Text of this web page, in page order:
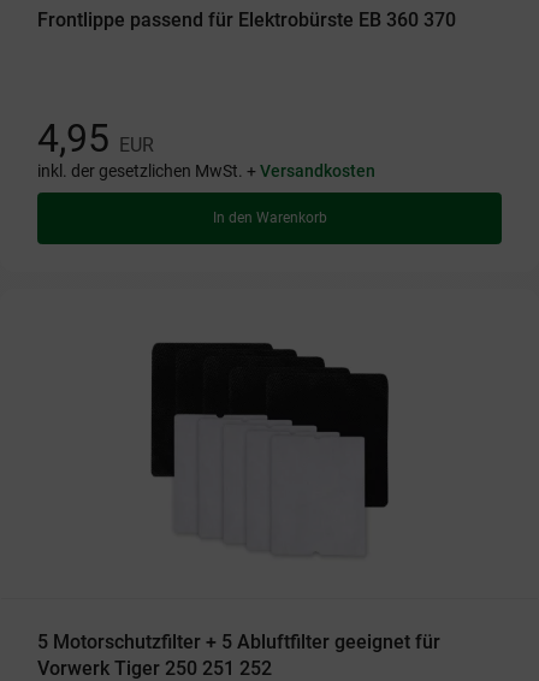
Frontlippe passend für Elektrobürste EB 360 370
4,95 EUR
inkl. der gesetzlichen MwSt. +Versandkosten
In den Warenkorb
5 Motorschutzfilter + 5 Abluftfilter geeignet für
Vorwerk Tiger 250 251 252